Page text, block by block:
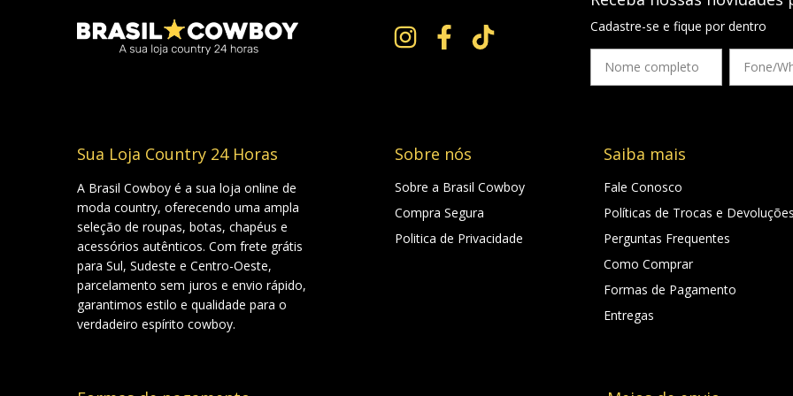
Cadastre-se e fique por dentro
Sua Loja Country 24 Horas
A Brasil Cowboy é a sua loja online de
moda country, oferecendo uma ampla
seleção de roupas, botas, chapéus e
acessórios autênticos. Com frete grátis
para Sul, Sudeste e Centro-Oeste,
parcelamento sem juros e envio rápido,
garantimos estilo e qualidade para o
verdadeiro espírito cowboy.
Sobre nós
Sobre a Brasil Cowboy
Compra Segura
Politica de Privacidade
Saiba mais
Fale Conosco
Políticas de Trocas e
Perguntas Frequentes
Como Comprar
Formas de Pagamento
Entregas